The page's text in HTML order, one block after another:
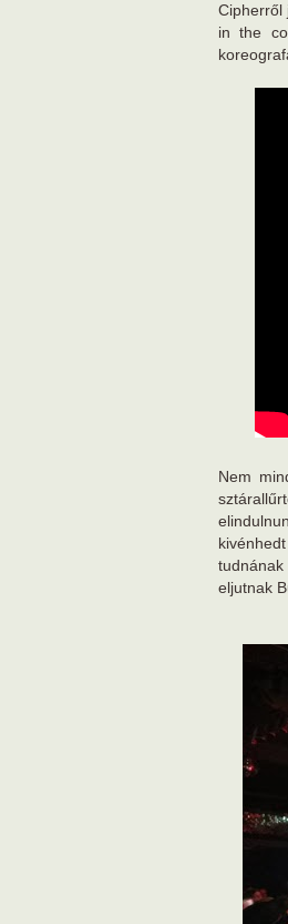
Cipherről
in the
Nem
eljutnak